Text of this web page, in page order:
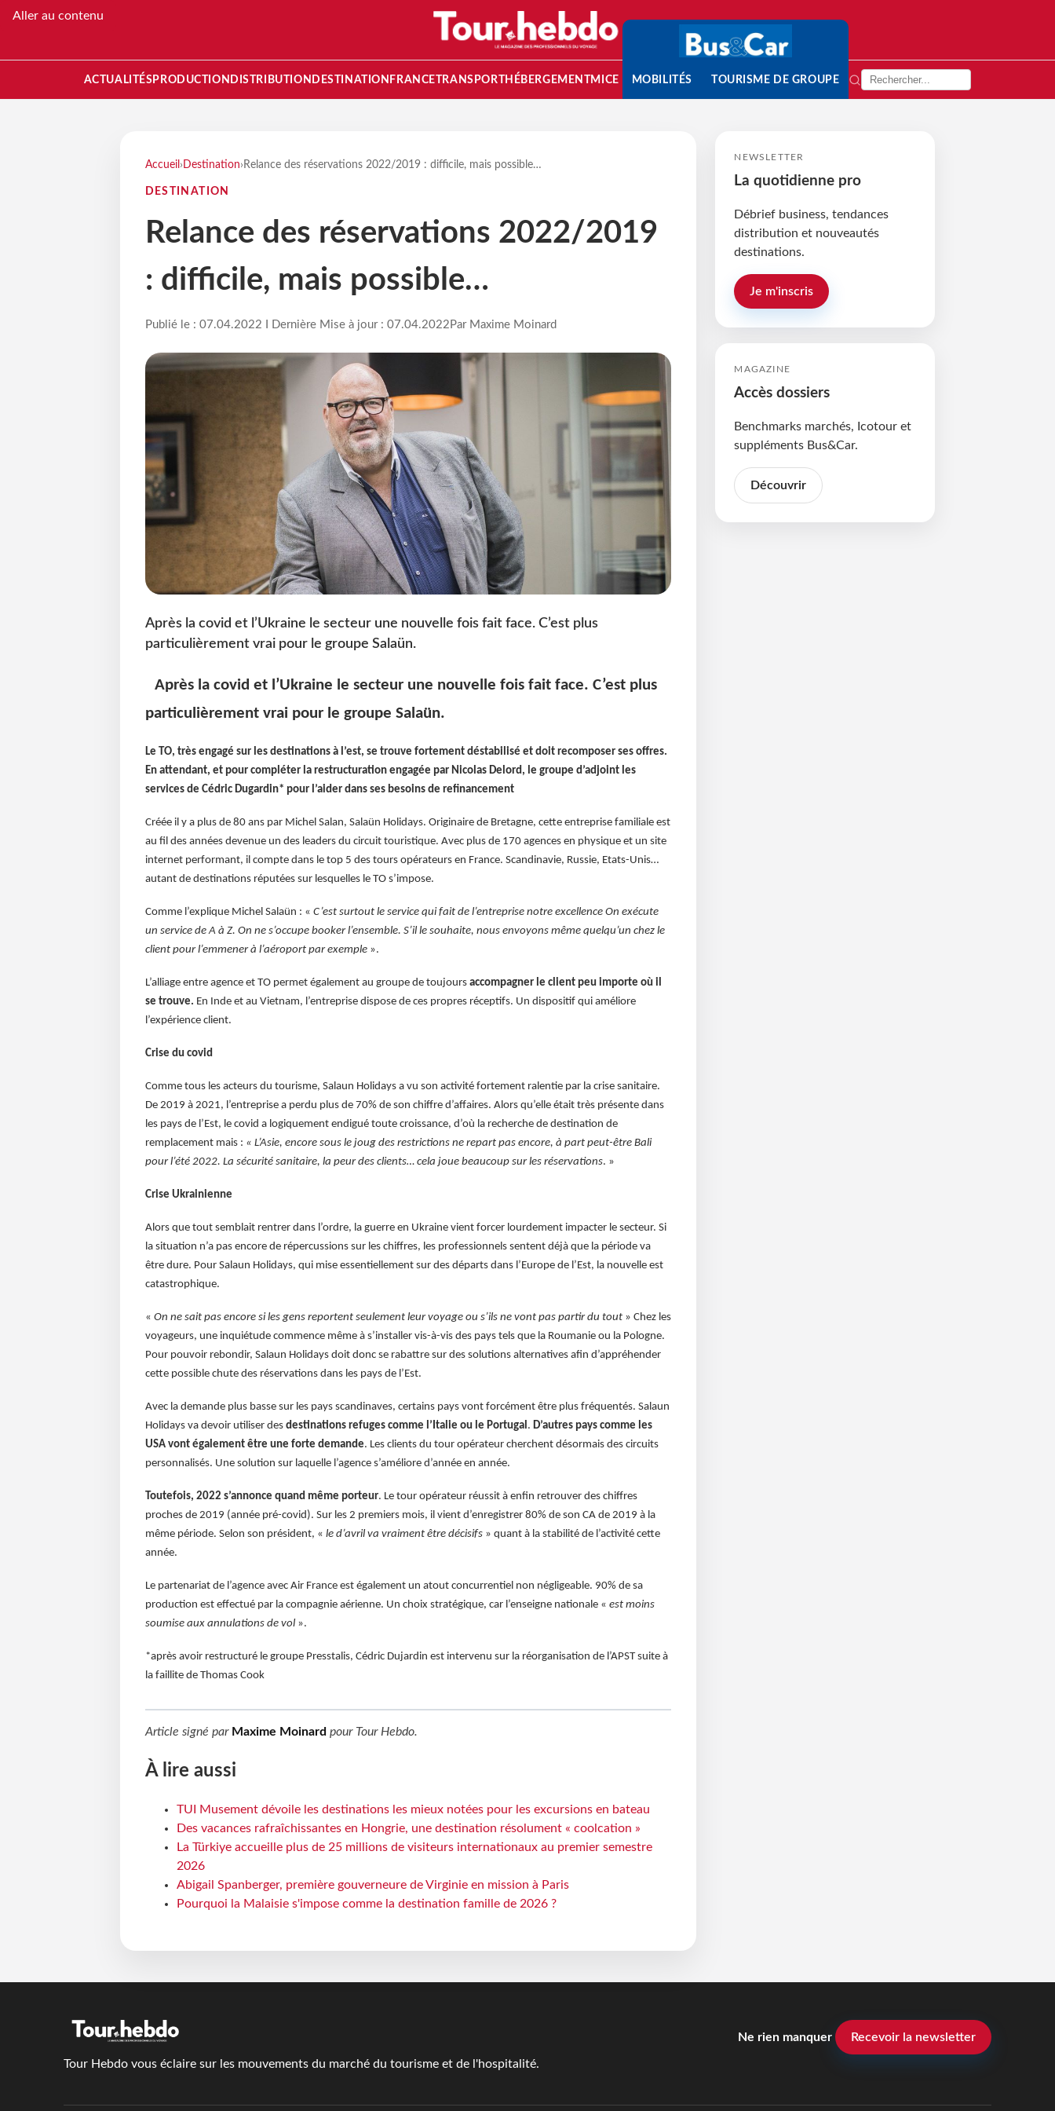
Aller au contenu
ACTUALITÉS PRODUCTION DISTRIBUTION DESTINATION FRANCETRANSPORT HÉBERGEMENTMICE MOBILITÉS TOURISME DE GROUPE
Accueil › Destination› Relance des réservations 2022/2019 : difficile, mais possible…
DESTINATION
Relance des réservations 2022/2019
: difficile, mais possible…
Publié le : 07.04.2022 I Dernière Mise à jour : 07.04.2022 Par Maxime Moinard
Après la covid et l’Ukraine le secteur une nouvelle fois fait face. C’est plus
particulièrement vrai pour le groupe Salaün.
Après la covid et l’Ukraine le secteur une nouvelle fois fait face. C’est plus
particulièrement vrai pour le groupe Salaün.
Le TO, très engagé sur les destinations à l’est, se trouve fortement déstabilisé et doit recomposer ses offres.
En attendant, et pour compléter la restructuration engagée par Nicolas Delord, le groupe d’adjoint les
services de Cédric Dugardin* pour l’aider dans ses besoins de refinancement
Créée il y a plus de 80 ans par Michel Salan, Salaün Holidays. Originaire de Bretagne, cette entreprise familiale est
au fil des années devenue un des leaders du circuit touristique. Avec plus de 170 agences en physique et un site
internet performant, il compte dans le top 5 des tours opérateurs en France. Scandinavie, Russie, Etats-Unis…
autant de destinations réputées sur lesquelles le TO s’impose.
Comme l’explique Michel Salaün : « C’est surtout le service qui fait de l’entreprise notre excellence On exécute
un service de A à Z. On ne s’occupe booker l’ensemble. S’il le souhaite, nous envoyons même quelqu’un chez le
client pour l’emmener à l’aéroport par exemple».
L’alliage entre agence et TO permet également au groupe de toujours accompagner le client peu importe où il
se trouve. En Inde et au Vietnam, l’entreprise dispose de ces propres réceptifs. Un dispositif qui améliore
l’expérience client.
Crise du covid
Comme tous les acteurs du tourisme, Salaun Holidays a vu son activité fortement ralentie par la crise sanitaire.
De 2019 à 2021, l’entreprise a perdu plus de 70% de son chiffre d’affaires. Alors qu’elle était très présente dans
les pays de l’Est, le covid a logiquement endigué toute croissance, d’où la recherche de destination de
remplacement mais : « L’Asie, encore sous le joug des restrictions ne repart pas encore, à part peut-être Bali
pour l’été 2022. La sécurité sanitaire, la peur des clients… cela joue beaucoup sur les réservations. »
Crise Ukrainienne
Alors que tout semblait rentrer dans l’ordre, la guerre en Ukraine vient forcer lourdement impacter le secteur. Si
la situation n’a pas encore de répercussions sur les chiffres, les professionnels sentent déjà que la période va
être dure. Pour Salaun Holidays, qui mise essentiellement sur des départs dans l’Europe de l’Est, la nouvelle est
catastrophique.
« On ne sait pas encore si les gens reportent seulement leur voyage ou s’ils ne vont pas partir du tout » Chez les
voyageurs, une inquiétude commence même à s’installer vis-à-vis des pays tels que la Roumanie ou la Pologne.
Pour pouvoir rebondir, Salaun Holidays doit donc se rabattre sur des solutions alternatives afin d’appréhender
cette possible chute des réservations dans les pays de l’Est.
Avec la demande plus basse sur les pays scandinaves, certains pays vont forcément être plus fréquentés. Salaun
Holidays va devoir utiliser des destinations refuges comme l’Italie ou le Portugal . D’autres pays comme les
USA vont également être une forte demande. Les clients du tour opérateur cherchent désormais des circuits
personnalisés. Une solution sur laquelle l’agence s’améliore d’année en année.
Toutefois, 2022 s’annonce quand même porteur. Le tour opérateur réussit à enfin retrouver des chiffres
proches de 2019 (année pré-covid). Sur les 2 premiers mois, il vient d’enregistrer 80% de son CA de 2019 à la
même période. Selon son président, « le d’avril va vraiment être décisifs» quant à la stabilité de l’activité cette
année.
Le partenariat de l’agence avec Air France est également un atout concurrentiel non négligeable. 90% de sa
production est effectué par la compagnie aérienne. Un choix stratégique, car l’enseigne nationale « est moins
soumise aux annulations de vol».
*après avoir restructuré le groupe Presstalis, Cédric Dujardin est intervenu sur la réorganisation de l’APST suite à
la faillite de Thomas Cook
Article signé par Maxime Moinard pour Tour Hebdo.
À lire aussi
TUI Musement dévoile les destinations les mieux notées pour les excursions en bateau
Des vacances rafraîchissantes en Hongrie, une destination résolument « coolcation »
La Türkiye accueille plus de 25 millions de visiteurs internationaux au premier semestre
2026
Abigail Spanberger, première gouverneure de Virginie en mission à Paris
Pourquoi la Malaisie s'impose comme la destination famille de 2026 ?
NEWSLETTER
La quotidienne pro
Débrief business, tendances
distribution et nouveautés
destinations.
Je m'inscris
MAGAZINE
Accès dossiers
Benchmarks marchés, Icotour et
suppléments Bus&Car.
Découvrir
Tour Hebdo vous éclaire sur les mouvements du marché du tourisme et de l'hospitalité.
Ne rien manquer Recevoir la newsletter